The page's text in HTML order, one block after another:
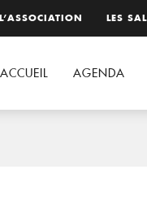
L’ASSOCIATION LES
ACCUEIL AGENDA